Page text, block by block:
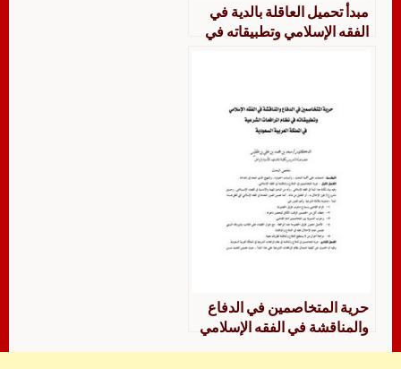
مبدأ تحميل العاقلة بالدية في
الفقه الإسلامي وتطبيقاته في
حرية المتخاصمين في الدفاع
والمناقشة في الفقه الإسلامي